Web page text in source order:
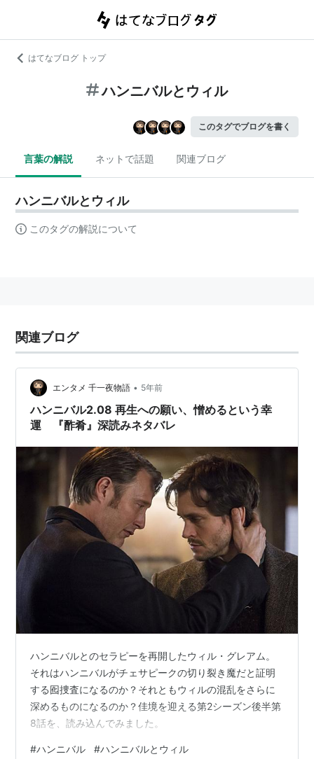
はてなブログ トップ
ハンニバルとウィル
このタグでブログを書く
言葉の解説 ネットで話題 関連ブログ
ハンニバルとウィル
このタグの解説について
関連ブログ
エンタメ 千一夜物語 • 5年前
ハンニバル2.08 再生への願い、憎めるという幸
運 『酢肴』深読みネタバレ
ハンニバルとのセラピーを再開したウィル・グレアム。
それはハンニバルがチェサピークの切り裂き魔だと証明
する囮捜査になるのか？それともウィルの混乱をさらに
深めるものになるのか？佳境を迎える第2シーズン後半第
8話を、読み込んでみました。
#ハンニバル #ハンニバルとウィル